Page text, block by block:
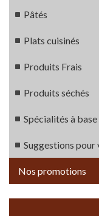
Pâtés
Plats cuisinés
Produits Frais
Produits séchés
Spécialités à
Suggestions pour
Nos promotions